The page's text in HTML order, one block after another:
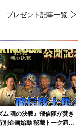
ム 魂の決戦』飛信隊が焚き
別企画始動 秘蔵トーク満載
プレゼント記事一覧